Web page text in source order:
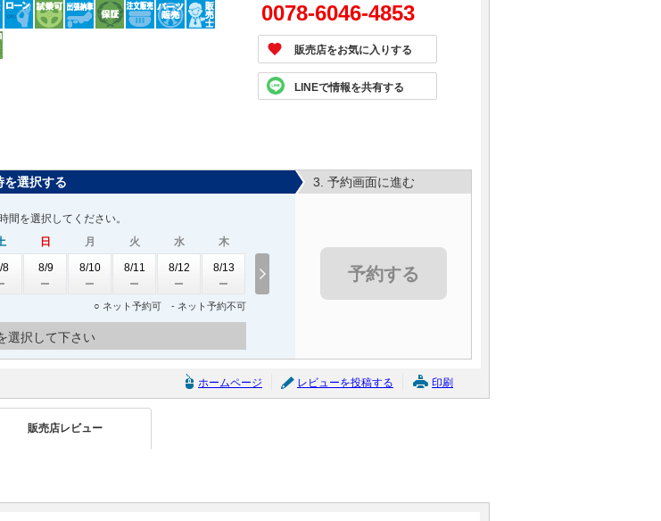
0078-6046-4853
販売店をお気に入りする
LINEで情報を共有する
を選択する
間を選択してください。
8
日
8/9
月
8/10
火
8/11
水
8/12
木
8/13
○ ネット予約可 - ネット予約不可
選択して下さい
3. 予約画面に進む
予約する
ホームページ レビューを投稿する 印刷
販売店レビュー